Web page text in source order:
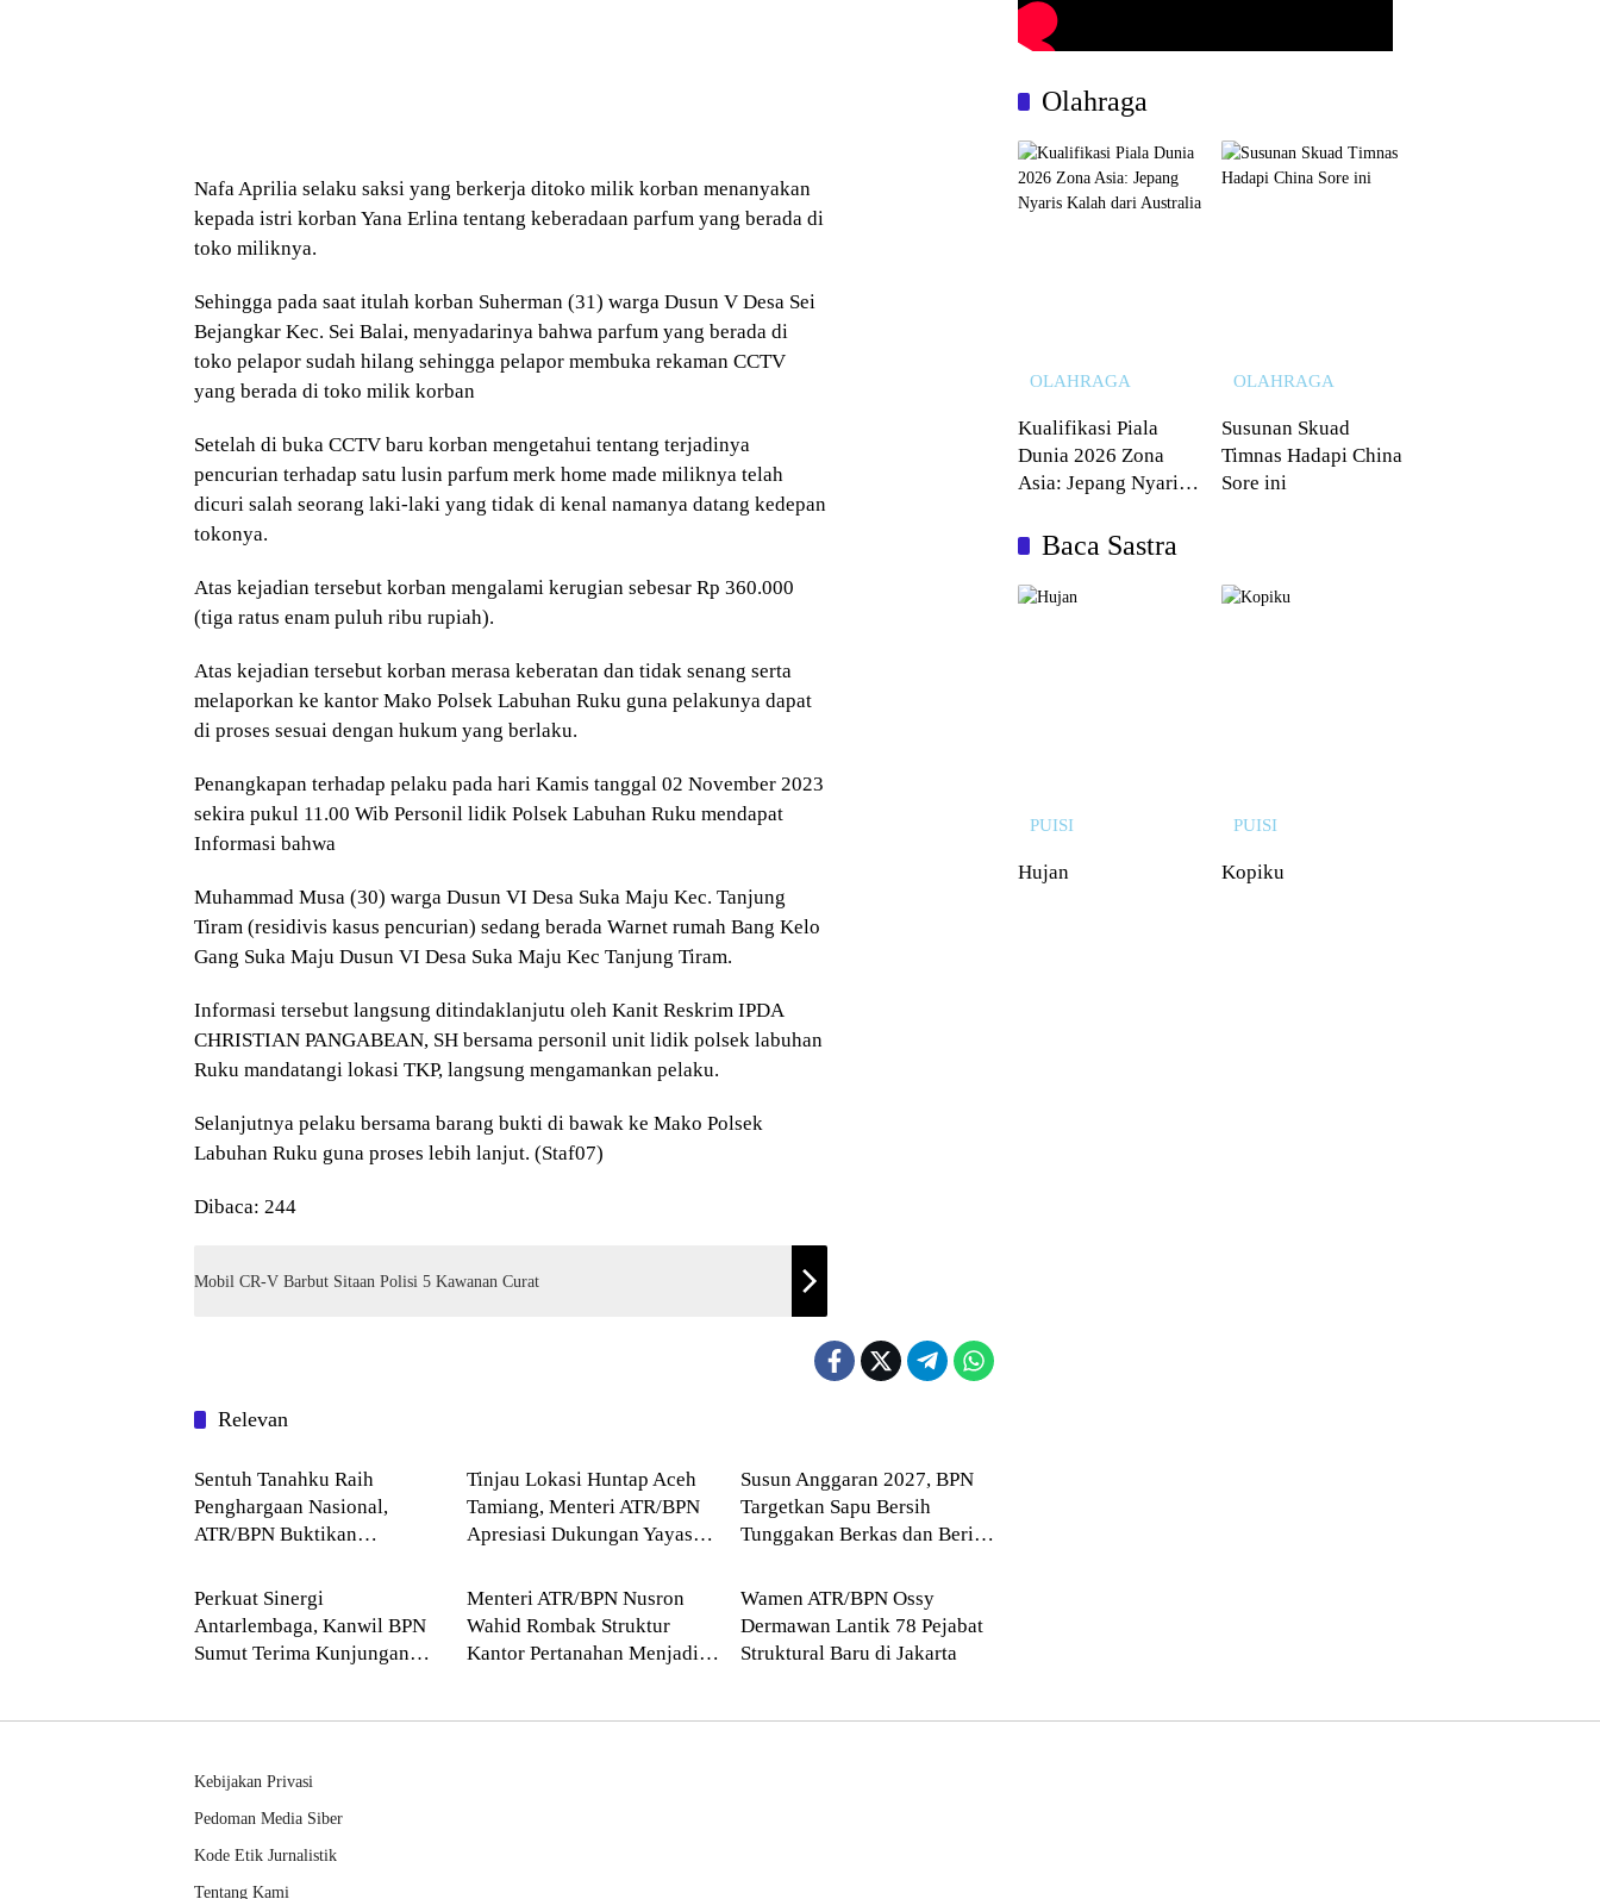
Nafa Aprilia selaku saksi yang berkerja ditoko milik korban menanyakan
kepada istri korban Yana Erlina tentang keberadaan parfum yang berada di
toko miliknya.
Sehingga pada saat itulah korban Suherman (31) warga Dusun V Desa Sei
Bejangkar Kec. Sei Balai, menyadarinya bahwa parfum yang berada di
toko pelapor sudah hilang sehingga pelapor membuka rekaman CCTV
yang berada di toko milik korban
Setelah di buka CCTV baru korban mengetahui tentang terjadinya
pencurian terhadap satu lusin parfum merk home made miliknya telah
dicuri salah seorang laki-laki yang tidak di kenal namanya datang kedepan
tokonya.
Atas kejadian tersebut korban mengalami kerugian sebesar Rp 360.000
(tiga ratus enam puluh ribu rupiah).
Atas kejadian tersebut korban merasa keberatan dan tidak senang serta
melaporkan ke kantor Mako Polsek Labuhan Ruku guna pelakunya dapat
di proses sesuai dengan hukum yang berlaku.
Penangkapan terhadap pelaku pada hari Kamis tanggal 02 November 2023
sekira pukul 11.00 Wib Personil lidik Polsek Labuhan Ruku mendapat
Informasi bahwa
Muhammad Musa (30) warga Dusun VI Desa Suka Maju Kec. Tanjung
Tiram (residivis kasus pencurian) sedang berada Warnet rumah Bang Kelo
Gang Suka Maju Dusun VI Desa Suka Maju Kec Tanjung Tiram.
Informasi tersebut langsung ditindaklanjutu oleh Kanit Reskrim IPDA
CHRISTIAN PANGABEAN, SH bersama personil unit lidik polsek labuhan
Ruku mandatangi lokasi TKP, langsung mengamankan pelaku.
Selanjutnya pelaku bersama barang bukti di bawak ke Mako Polsek
Labuhan Ruku guna proses lebih lanjut. (Staf07)
Dibaca: 244
Mobil CR-V Barbut Sitaan Polisi 5 Kawanan Curat
Relevan
Blog
Sentuh Tanahku Raih
Penghargaan Nasional,
ATR/BPN Buktikan
Layanan Pertanahan
Tinjau Lokasi Huntap Aceh
Tamiang, Menteri ATR/BPN
Apresiasi Dukungan Yayasan
Susun Anggaran 2027, BPN
Targetkan Sapu Bersih
Tunggakan Berkas dan Beri
Perkuat Sinergi
Antarlembaga, Kanwil BPN
Sumut Terima Kunjungan
Blog
Menteri ATR/BPN Nusron
Wahid Rombak Struktur
Kantor Pertanahan Menjadi
Blog
Wamen ATR/BPN Ossy
Dermawan Lantik 78 Pejabat
Struktural Baru di Jakarta
Olahraga
OLAHRAGA
Kualifikasi Piala
Dunia 2026 Zona
Asia: Jepang Nyaris
OLAHRAGA
Susunan Skuad
Timnas Hadapi China
Sore ini
Baca Sastra
PUISI
Hujan
PUISI
Kopiku
Kebijakan Privasi
Pedoman Media Siber
Kode Etik Jurnalistik
Tentang Kami